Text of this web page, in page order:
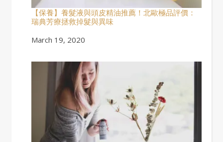
【保養】養髮液與頭皮精油推薦！北歐極品評價：
瑞典芳療拯救掉髮與異味
Date
March 19, 2020